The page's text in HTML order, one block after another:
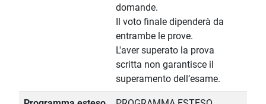
domande.
Il voto finale dipenderà da
entrambe le prove.
L'aver superato la prova
scritta non garantisce il
superamento dell’esame.